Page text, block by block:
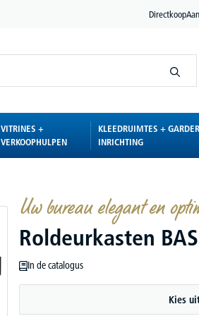
Directkoop
VITRINES +
VERKOOPHULPEN
KLEEDRUIMTES +
INRICHTING
Uw bureau elegant en
Roldeurkasten
In de catalogus
Kies